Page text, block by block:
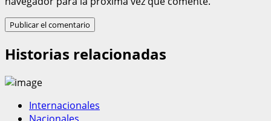
Historias relacionadas
Internacionales
Nacionales